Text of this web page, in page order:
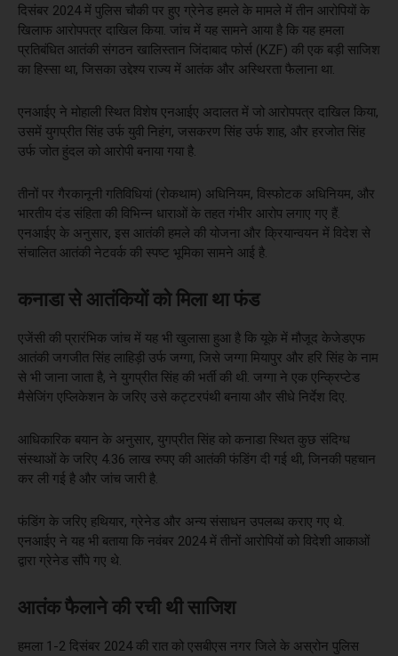
दिसंबर 2024 में पुलिस चौकी पर हुए ग्रेनेड हमले के मामले में तीन आरोपियों के
खिलाफ आरोपपत्र दाखिल किया. जांच में यह सामने आया है कि यह हमला
प्रतिबंधित आतंकी संगठन खालिस्तान जिंदाबाद फोर्स (KZF) की एक बड़ी साजिश
का हिस्सा था, जिसका उद्देश्य राज्य में आतंक और अस्थिरता फैलाना था.
एनआईए ने मोहाली स्थित विशेष एनआईए अदालत में जो आरोपपत्र दाखिल किया,
उसमें युगप्रीत सिंह उर्फ युवी निहंग, जसकरण सिंह उर्फ शाह, और हरजोत सिंह
उर्फ जोत हुंदल को आरोपी बनाया गया है.
तीनों पर गैरकानूनी गतिविधियां (रोकथाम) अधिनियम, विस्फोटक अधिनियम, और
भारतीय दंड संहिता की विभिन्न धाराओं के तहत गंभीर आरोप लगाए गए हैं.
एनआईए के अनुसार, इस आतंकी हमले की योजना और क्रियान्वयन में विदेश से
संचालित आतंकी नेटवर्क की स्पष्ट भूमिका सामने आई है.
कनाडा से आतंकियों को मिला था फंड
एजेंसी की प्रारंभिक जांच में यह भी खुलासा हुआ है कि यूके में मौजूद केजेडएफ
आतंकी जगजीत सिंह लाहिड़ी उर्फ जग्गा, जिसे जग्गा मियापुर और हरि सिंह के नाम
से भी जाना जाता है, ने युगप्रीत सिंह की भर्ती की थी. जग्गा ने एक एन्क्रिप्टेड
मैसेजिंग एप्लिकेशन के जरिए उसे कट्टरपंथी बनाया और सीधे निर्देश दिए.
आधिकारिक बयान के अनुसार, युगप्रीत सिंह को कनाडा स्थित कुछ संदिग्ध
संस्थाओं के जरिए 4.36 लाख रुपए की आतंकी फंडिंग दी गई थी, जिनकी पहचान
कर ली गई है और जांच जारी है.
फंडिंग के जरिए हथियार, ग्रेनेड और अन्य संसाधन उपलब्ध कराए गए थे.
एनआईए ने यह भी बताया कि नवंबर 2024 में तीनों आरोपियों को विदेशी आकाओं
द्वारा ग्रेनेड सौंपे गए थे.
आतंक फैलाने की रची थी साजिश
हमला 1-2 दिसंबर 2024 की रात को एसबीएस नगर जिले के अस्रोन पुलिस